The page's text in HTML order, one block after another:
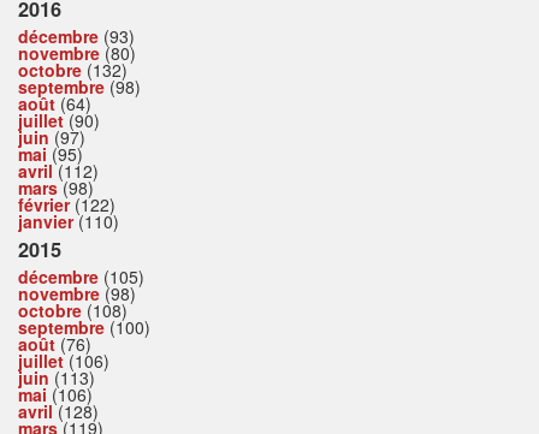
2016
décembre (93)
novembre (80)
octobre (132)
septembre (98)
août (64)
juillet(90)
juin (97)
mai (95)
avril(112)
mars(98)
février(122)
janvier(110)
2015
décembre (105)
novembre (98)
octobre (108)
septembre (100)
août (76)
juillet(106)
juin (113)
mai (106)
avril(128)
mars(119)